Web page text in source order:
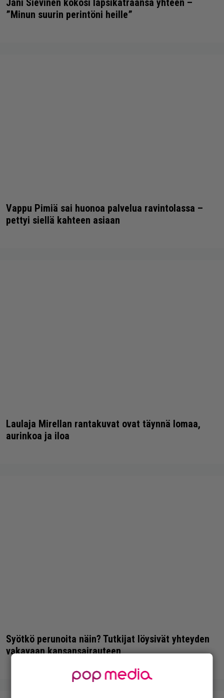
Jani Sievinen kokosi lapsikatraansa yhteen –
”Minun suurin perintöni heille”
Vappu Pimiä sai huonoa palvelua ravintolassa –
pettyi siellä kahteen asiaan
Laulaja Mirellan rantakuvat ovat täynnä lomaa,
aurinkoa ja iloa
Syötkö perunoita näin? Tutkijat löysivät yhteyden
vakavaan kansansairauteen